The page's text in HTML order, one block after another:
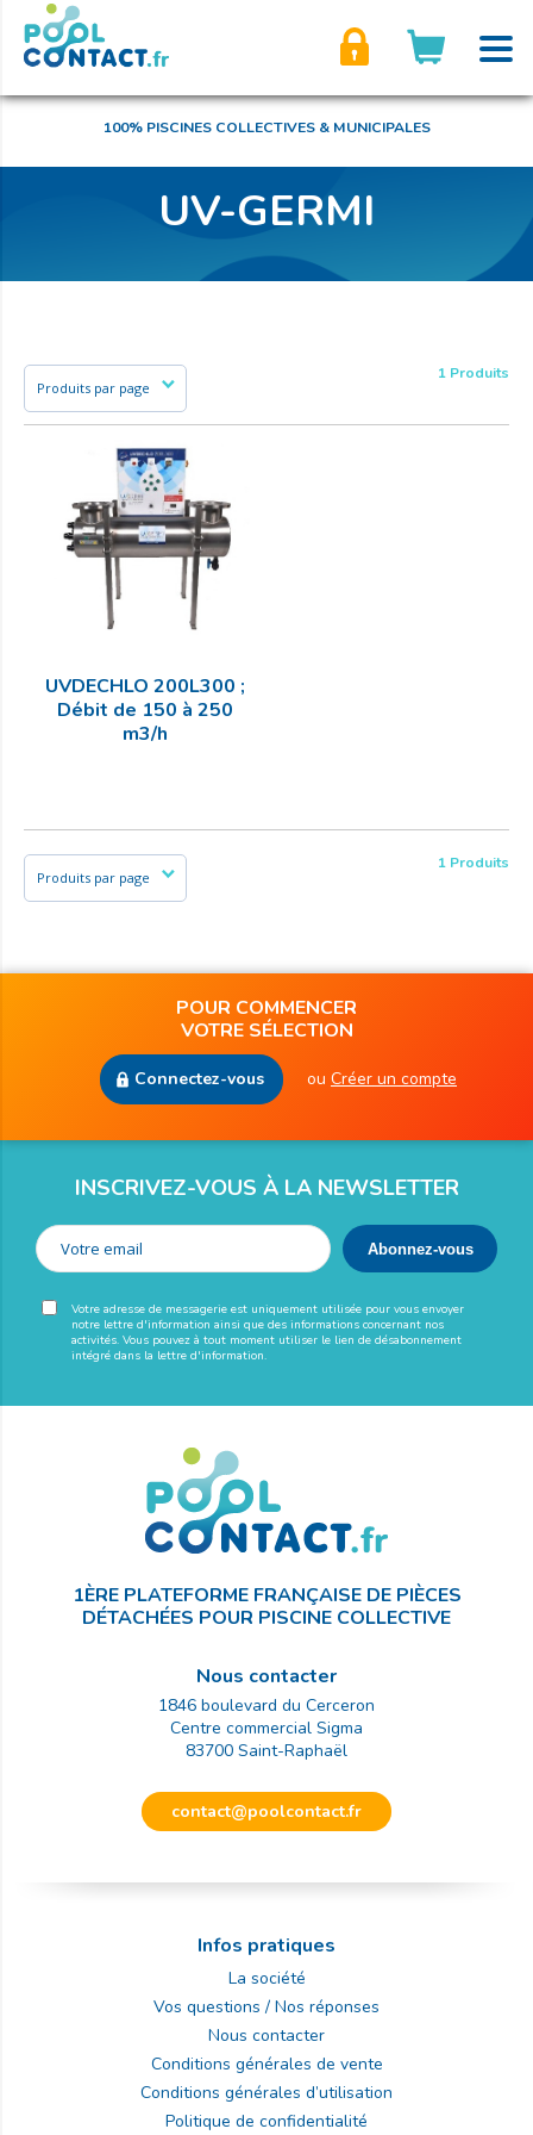
100% PISCINES COLLECTIVES & MUNICIPALES
UV-GERMI
1 Produits
UVDECHLO 200L300 ;
Débit de 150 à 250
m3/h
1 Produits
POUR COMMENCER
VOTRE SÉLECTION
Connectez-vous ou Créer un compte
INSCRIVEZ-VOUS À LA NEWSLETTER
Votre adresse de messagerie est uniquement utilisée pour vous envoyer
notre lettre d'information ainsi que des informations concernant nos
activités. Vous pouvez à tout moment utiliser le lien de désabonnement
intégré dans la lettre d'information.
1ÈRE PLATEFORME FRANÇAISE DE PIÈCES
DÉTACHÉES POUR PISCINE COLLECTIVE
Nous contacter
1846 boulevard du Cerceron
Centre commercial Sigma
83700 Saint-Raphaël
contact@poolcontact.fr
Infos pratiques
La société
Vos questions / Nos réponses
Nous contacter
Conditions générales de vente
Conditions générales d’utilisation
Politique de confidentialité